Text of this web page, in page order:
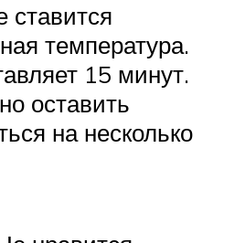
ставится
температура.
15 минут.
оставить
на несколько